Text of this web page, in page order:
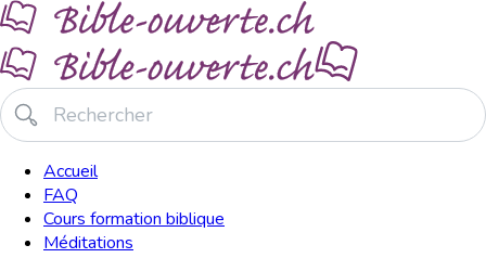
Accueil
FAQ
Cours formation biblique
Méditations